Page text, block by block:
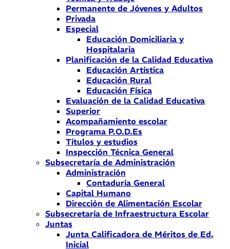
Permanente de Jóvenes y Adultos
Privada
Especial
Educación Domiciliaria y
Hospitalaria
Planificación de la Calidad Educativa
Educación Artística
Educación Rural
Educación Física
Evaluación de la Calidad Educativa
Superior
Acompañamiento escolar
Programa P.O.D.Es
Títulos y estudios
Inspección Técnica General
Subsecretaría de Administración
Administración
Contaduría General
Capital Humano
Dirección de Alimentación Escolar
Subsecretaría de Infraestructura Escolar
Juntas
Junta Calificadora de Méritos de Ed.
Inicial